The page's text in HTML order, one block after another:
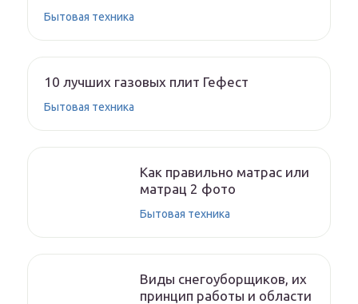
Бытовая техника
10 лучших газовых плит Гефест
Бытовая техника
Как правильно матрас или
матрац 2 фото
Бытовая техника
Виды снегоуборщиков, их
принцип работы и области